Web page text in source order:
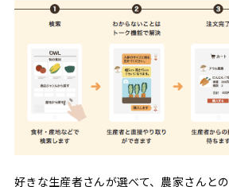
好きな生産者さんが選べて、農家さんと